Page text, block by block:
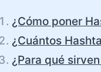
¿Cómo poner
¿Cuántos
¿Para qué